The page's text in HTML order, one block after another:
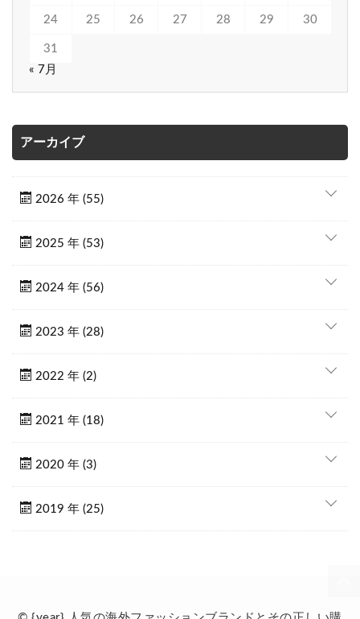
24 25 26 27 28 29 30
31
« 7月
アーカイブ
2026 年 (55)
2025 年 (53)
2024 年 (56)
2023 年 (28)
2022 年 (2)
2021 年 (18)
2020 年 (3)
2019 年 (25)